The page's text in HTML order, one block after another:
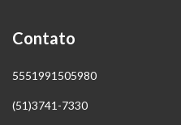
Contato
5551991505980
(51)3741-7330